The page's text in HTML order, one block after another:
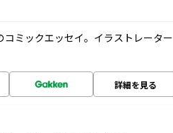
ミックエッセイ。イラストレーター
詳細を見る